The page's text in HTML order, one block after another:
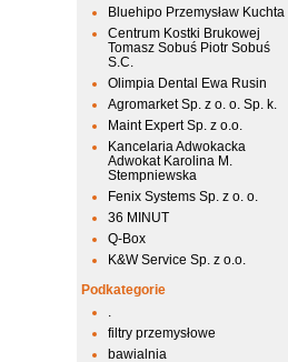
Bluehipo Przemysław Kuchta
Centrum Kostki Brukowej
Tomasz Sobuś Piotr Sobuś
S.C.
Olimpia Dental Ewa Rusin
Agromarket Sp. z o. o. Sp. k.
Maint Expert Sp. z o.o.
Kancelaria Adwokacka
Adwokat Karolina M.
Stempniewska
Fenix Systems Sp. z o. o.
36 MINUT
Q-Box
K&W Service Sp. z o.o.
Podkategorie
.
filtry przemysłowe
bawialnia